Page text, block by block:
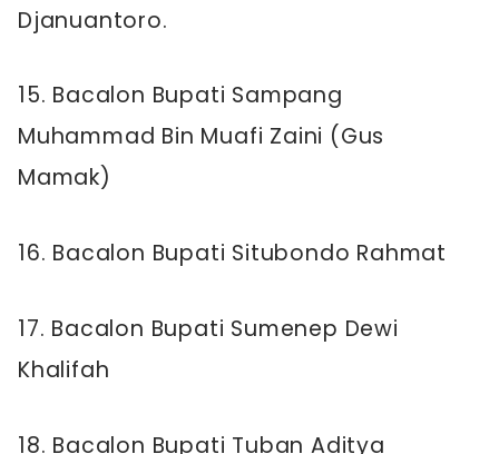
Djanuantoro.
15. Bacalon Bupati Sampang
Muhammad Bin Muafi Zaini (Gus
Mamak)
16. Bacalon Bupati Situbondo Rahmat
17. Bacalon Bupati Sumenep Dewi
Khalifah
18. Bacalon Bupati Tuban Aditya